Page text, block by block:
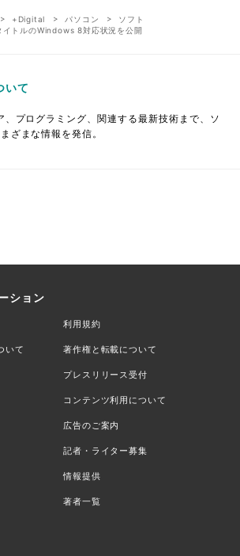
+Digital パソコン
ソフト
イトルのWindows 8対応状況を公開
いて
、プログラミング、関連する最新技術まで、ソ
ざまな情報を発信。
ション
利用規約
いて 著作権と転載について
プレスリリース受付
コンテンツ利用について
広告のご案内
記者・ライター募集
情報提供
著者一覧